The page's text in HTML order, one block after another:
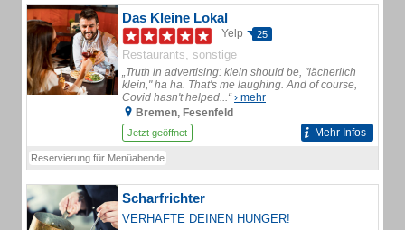
Das Kleine Lokal
Yelp 25
Restaurants, sonstige
„Truth in advertising: klein should be, "lächerlich
klein," ha ha. That's me laughing. And of course,
Covid hasn't helped...“› mehr
Bremen, Fesenfeld
Jetzt geöffnet Mehr Infos
Reservierung für Menüabende
Scharfrichter
VERHAFTE DEINEN HUNGER!